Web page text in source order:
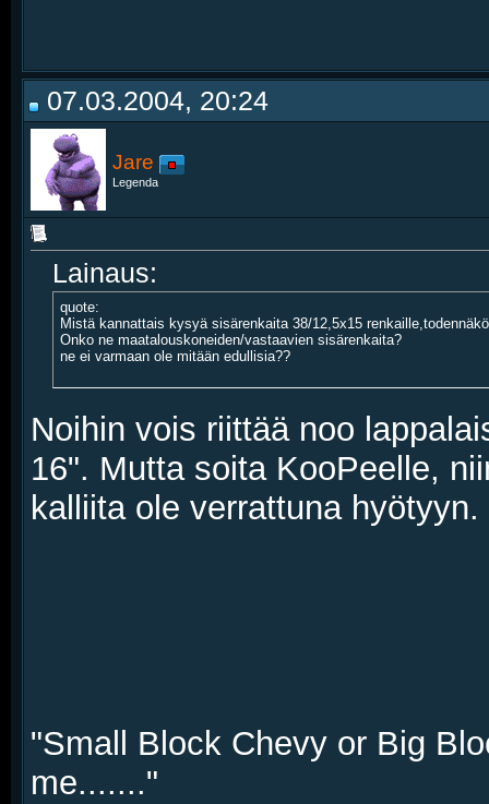
07.03.2004, 20:24
Jare
Legenda
Lainaus:
quote:
Mistä kannattais kysyä sisärenkaita 38/12,5x15
Onko ne maatalouskoneiden/vastaavien sisärenkaita?
ne ei varmaan ole mitään edullisia??
Noihin vois riittää noo
16". Mutta soita KooPeelle,
kalliita ole verrattuna hyötyyn.
"Small Block Chevy or Big
me......."